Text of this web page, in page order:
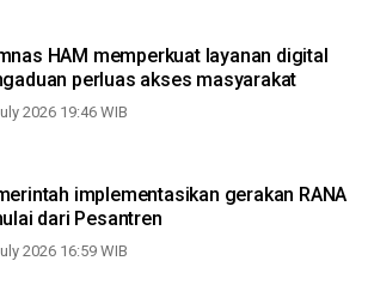
HAM memperkuat layanan digital
perluas akses masyarakat
2026 19:46 WIB
implementasikan gerakan RANA
dari Pesantren
2026 16:59 WIB